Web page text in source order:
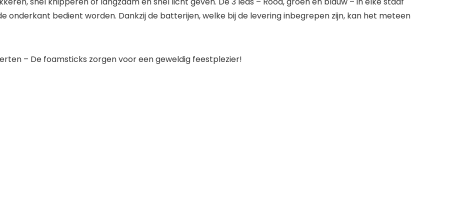
onderkant bedient worden. Dankzij de batterijen, welke bij de levering inbegrepen zijn, kan het meteen
– De foamsticks zorgen voor een geweldig feestplezier!